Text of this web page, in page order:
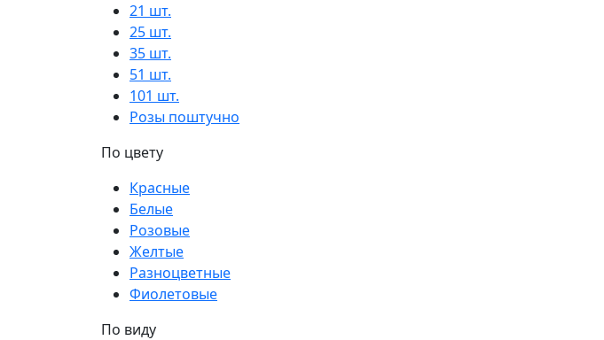
21 шт.
25 шт.
35 шт.
51 шт.
101 шт.
Розы поштучно
По цвету
Красные
Белые
Розовые
Желтые
Разноцветные
Фиолетовые
По виду